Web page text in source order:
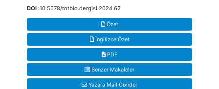
DOI :10.5578/totbid.dergisi.2024.62
Özet
İngilizce Özet
PDF
Benzer Makaleler
Yazara Mail Gönder